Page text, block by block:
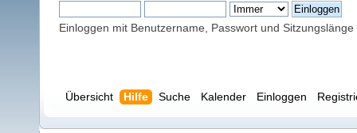
Einloggen mit Benutzername, Passwort und Sitzungslänge
Übersicht Hilfe Suche Kalender Einloggen